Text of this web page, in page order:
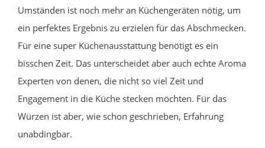
Umständen ist noch mehr an Küchengeräten nötig, um
ein perfektes Ergebnis zu erzielen für das Abschmecken.
Für eine super Küchenausstattung benötigt es ein
bisschen Zeit. Das unterscheidet aber auch echte Aroma
Experten von denen, die nicht so viel Zeit und
Engagement in die Küche stecken möchten. Für das
Würzen ist aber, wie schon geschrieben, Erfahrung
unabdingbar.